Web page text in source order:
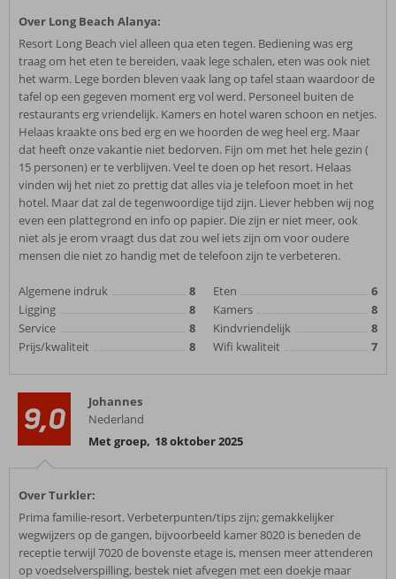
Over Long Beach Alanya:
Resort Long Beach viel alleen qua eten tegen. Bediening was erg
traag om het eten te bereiden, vaak lege schalen, eten was ook niet
het warm. Lege borden bleven vaak lang op tafel staan waardoor de
tafel op een gegeven moment erg vol werd. Personeel buiten de
restaurants erg vriendelijk. Kamers en hotel waren schoon en netjes.
Helaas kraakte ons bed erg en we hoorden de weg heel erg. Maar
dat heeft onze vakantie niet bedorven. Fijn om met het hele gezin (
15 personen) er te verblijven. Veel te doen op het resort. Helaas
vinden wij het niet zo prettig dat alles via je telefoon moet in het
hotel. Maar dat zal de tegenwoordige tijd zijn. Liever hebben wij nog
even een plattegrond en info op papier. Die zijn er niet meer, ook
niet als je erom vraagt dus dat zou wel iets zijn om voor oudere
mensen die niet zo handig met de telefoon zijn te verbeteren.
Algemene indruk
8
Ligging
8
Service
8
Prijs/kwaliteit
8
Eten
6
Kamers
8
Kindvriendelijk
8
Wifi kwaliteit
7
9,0
Johannes
Nederland
Met groep, 18 oktober 2025
Over Turkler:
Prima familie-resort. Verbeterpunten/tips zijn; gemakkelijker
wegwijzers op de gangen, bijvoorbeeld kamer 8020 is beneden de
receptie terwijl 7020 de bovenste etage is, mensen meer attenderen
op voedselverspilling, bestek niet afvegen met een doekje maar